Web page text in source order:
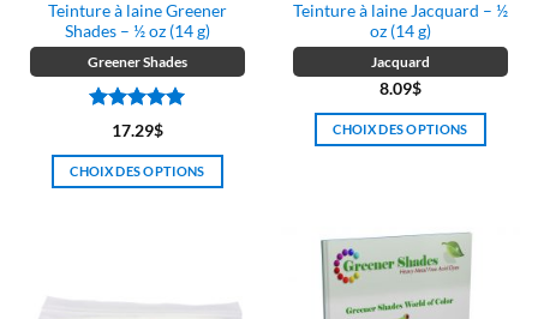
Teinture à laine Greener
Shades – ½ oz (14 g)
Greener Shades
Note5sur
17.29$
CHOIX DES OPTIONS
variations.
Teinture à laine Jacquard – ½
oz (14 g)
Jacquard
8.09$
CHOIX DES OPTIONS
plusieurs
variations.
options